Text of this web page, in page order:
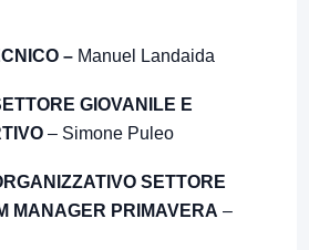
– Manuel Landaida
GIOVANILE E
– Simone Puleo
SETTORE
MANAGER PRIMAVERA –